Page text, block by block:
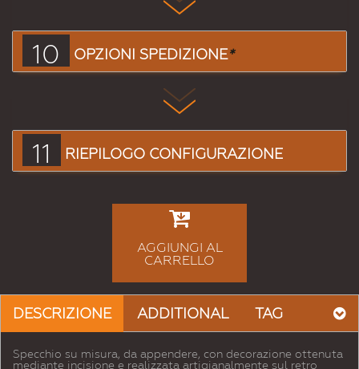
10 OPZIONI SPEDIZIONE*
11 RIEPILOGO CONFIGURAZIONE
AGGIUNGI AL
CARRELLO
DESCRIZIONE ADDITIONAL TAG
Specchio su misura, da appendere, con decorazione ottenuta
mediante incisione e realizzata artigianalmente sul retro